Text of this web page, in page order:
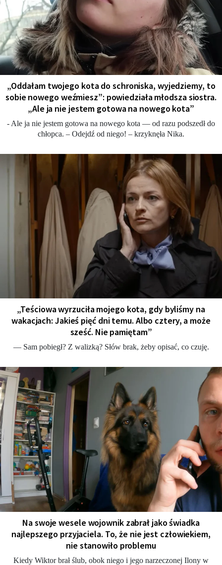
„Oddałam twojego kota do schroniska, wyjedziemy, to
sobie nowego weźmiesz”: powiedziała młodsza siostra.
„Ale ja nie jestem gotowa na nowego kota”
- Ale ja nie jestem gotowa na nowego kota — od razu podszedł do
chłopca. – Odejdź od niego! – krzyknęła Nika.
„Teściowa wyrzuciła mojego kota, gdy byliśmy na
wakacjach: Jakieś pięć dni temu. Albo cztery, a może
sześć. Nie pamiętam”
— Sam pobiegł? Z walizką? Słów brak, żeby opisać, co czuję.
Na swoje wesele wojownik zabrał jako świadka
najlepszego przyjaciela. To, że nie jest człowiekiem,
nie stanowiło problemu
Kiedy Wiktor brał ślub, obok niego i jego narzeczonej Ilony w